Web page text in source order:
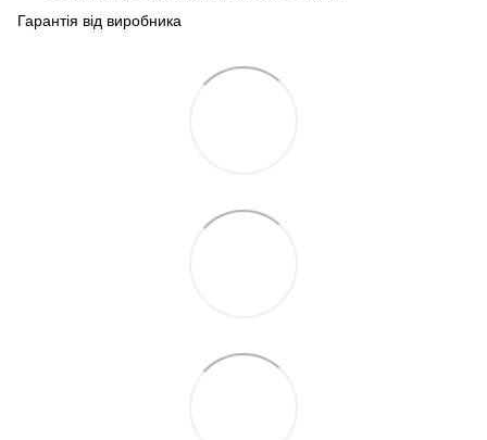
Гарантія від виробника